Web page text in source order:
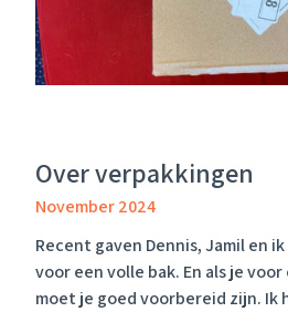
Over verpakkingen
November 2024
Recent gaven Dennis, Jamil en
voor een volle bak. En als je
moet je goed voorbereid zijn.